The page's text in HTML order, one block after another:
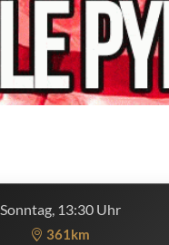
Sonntag, 13:30 Uhr
361km